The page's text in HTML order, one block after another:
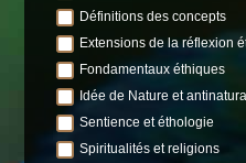
Définitions des concepts
Extensions de la réflexion
Fondamentaux éthiques
Idée de Nature et
Sentience et éthologie
Spiritualités et religions